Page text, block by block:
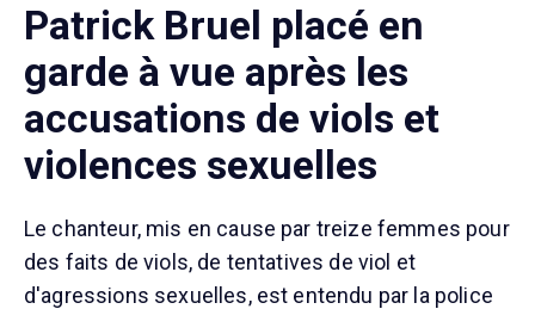
Patrick Bruel placé en
garde à vue après les
accusations de viols et
violences sexuelles
Le chanteur, mis en cause par treize femmes pour
des faits de viols, de tentatives de viol et
d'agressions sexuelles, est entendu par la police